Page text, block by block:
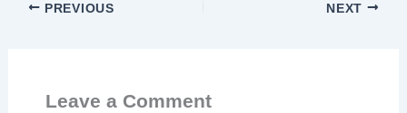
PREVIOUS NEXT
Leave a Comment